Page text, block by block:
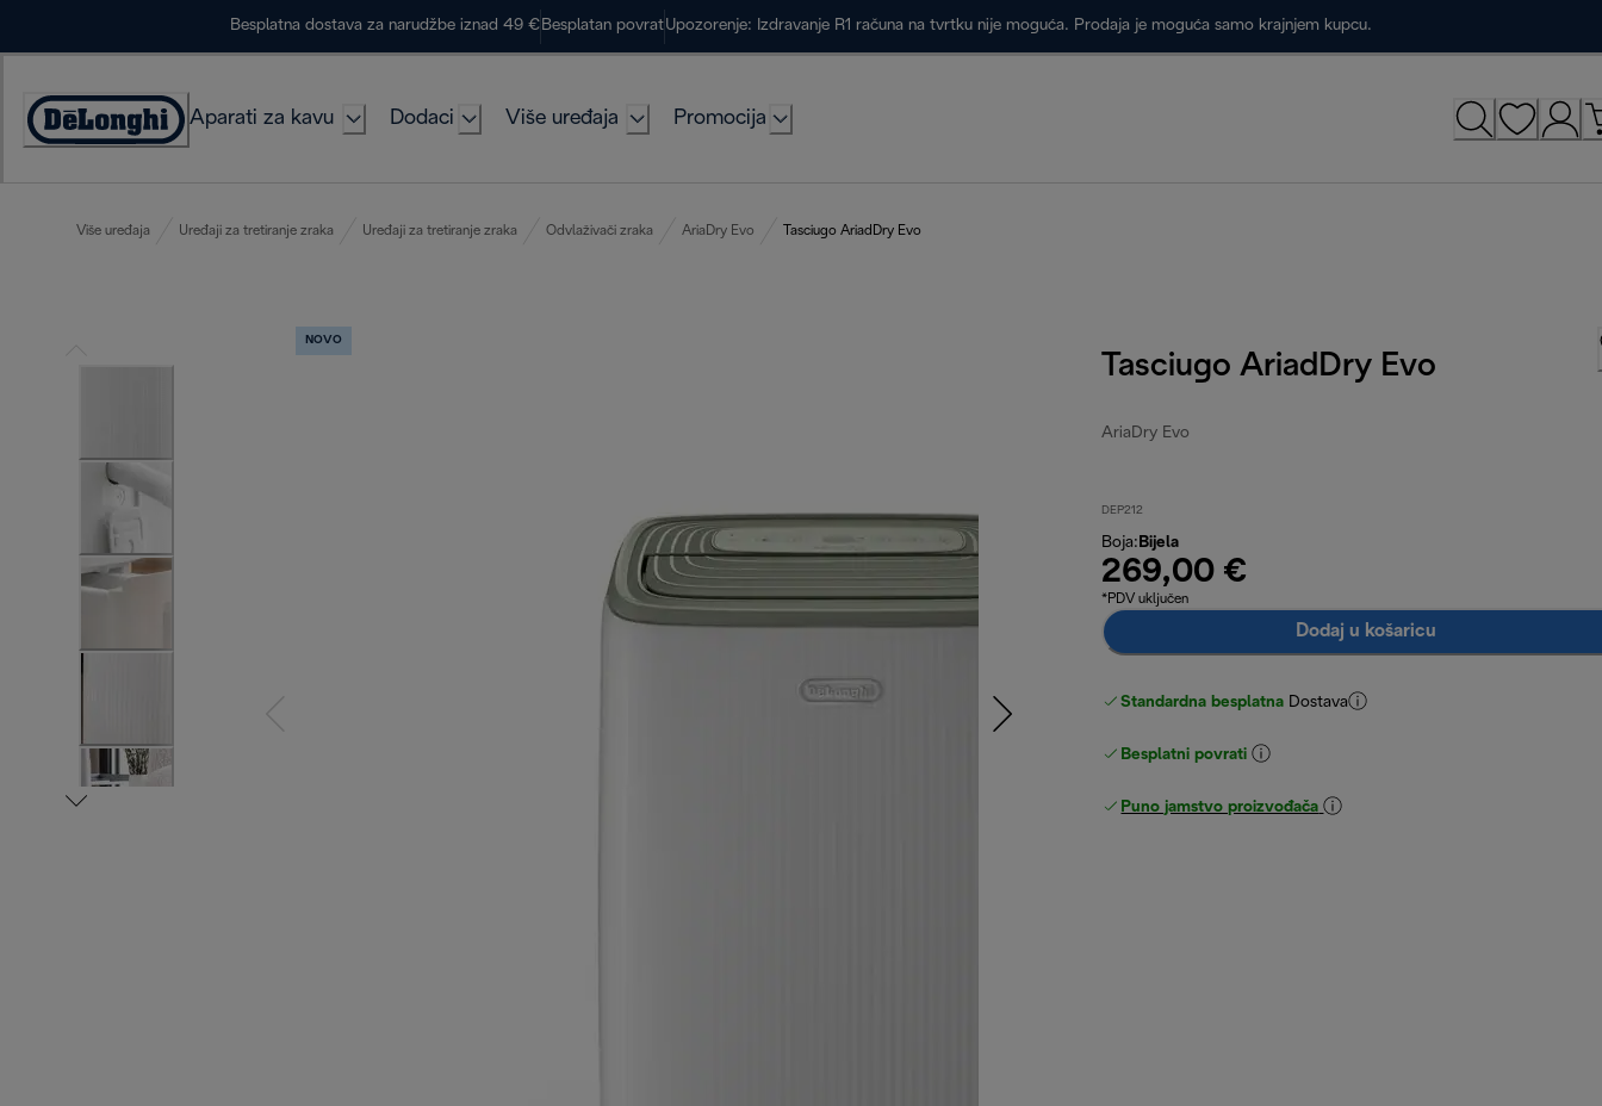
Besplatna dostava za narudžbe iznad 49 € Besplatan povratUpozorenje: Izdravanje R1 računa na tvrtku nije moguća. Prodaja je moguća samo krajnjem kupcu.
Accessibility
Aparati za kavu Dodaci Više uređaja Promocija
Više uređaja Uređaji za tretiranje zraka Uređaji za tretiranje zraka Odvlaživači zraka AriaDry Evo Tasciugo AriadDry Evo
NOVO
Tasciugo AriadDry Evo
AriaDry Evo
DEP212
Boja: Bijela
269,00 €
*PDV uključen
Dodaj u košaricu
Standardna besplatna Dostava
Besplatni povrati
Puno jamstvo proizvođača